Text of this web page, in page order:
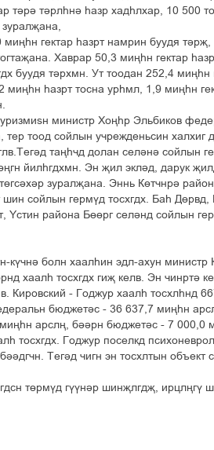
ò³ð³ ò³ðëºí³ ºàçð õàäºëõàð, 10 500
ìèœºí ãåêòàð ºàçðò íàìðèí áóóäÿ
Õàâðàð 50,3 ìèœºí ãåêòàð
áóóäÿ ò³ðõìí. Óò òîîäàí 252,4 ìèœºí
ºàçðò òîñíà óðºìë, 1,9 ìèœºí
ìèíèñòð Õîœºð Ýëüáèêîâ
òåð òîîä ñîéëûí ó÷ðåæäåíüñèí õàëõèã
òàœº÷ä äîëàí ñåë³í³
éèëºãäõìí. Ýí šèë ýêë³ä, äàðóê
çóðàëšàíà. Ýííü Ê´ò÷íð³
ñîéëûí ãåðì¢ä òîñõãäõ. Áàº Ä´ðâä,
¡ñòèí ðàéîíà Á´´ðã ñåë³íä ñîéëûí
ê¢÷í³ áîëí õààëºèí ýäë-àõóí
õààëº òîñõãäõ ãèš êåëâ. Ýí ÷èíðò³
Êèðîâñêèé - Ãîäæóð õààëº òîñõëºíä
áþäæåò³ñ - 36 637,7 ìèœºí
àðñëœ, á³³ðí áþäæåò³ñ - 7 000,0
òîñõãäõ. Ãîäæóð ïîñåëêä
Òåã³ä ÷èãí ýí òîñõëòûí îáúåêò
ò´ðì¢ä ã¢¢í³ð øèíšëãäš, èðöëœã¢